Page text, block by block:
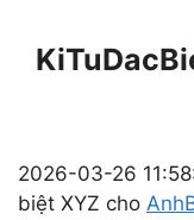
2026-03-26
biệt XYZ cho